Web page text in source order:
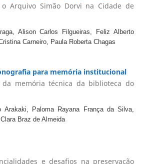
Arquivo Simão Dorvi na Cidade de
Alison Carlos Filgueiras, Feliz Alberto
Carneiro, Paula Roberta Chagas
para memória institucional
memória técnica da biblioteca do
Arakaki, Paloma Rayana França da Silva,
Braz de Almeida
e desafios na preservação